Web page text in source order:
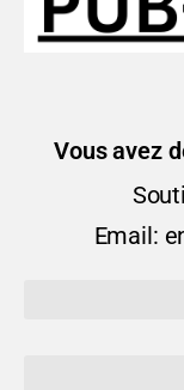
Vous avez
Email: